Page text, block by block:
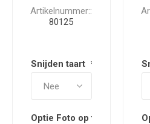
Artikelnummer::
80125
Snijden taart *
Optie Foto op taart